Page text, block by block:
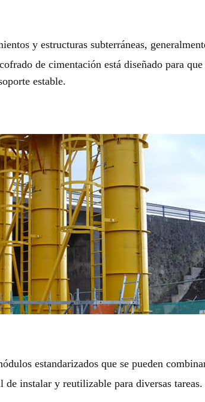
y estructuras subterráneas,
de cimentación está diseñado para
estable.
estandarizados que se pueden
instalar y reutilizable para diversas tareas.